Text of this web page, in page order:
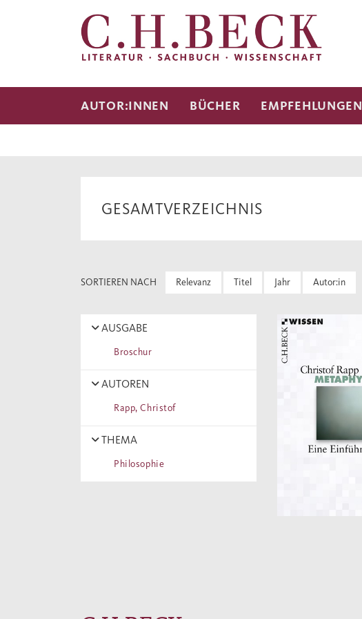
AUTOR:INNEN BÜCHER EMPFEHLUNGEN
GESAMTVERZEICHNIS
SORTIEREN NACH Relevanz Titel Jahr Autor:in
AUSGABE
Broschur
AUTOREN
Rapp, Christof
THEMA
Philosophie